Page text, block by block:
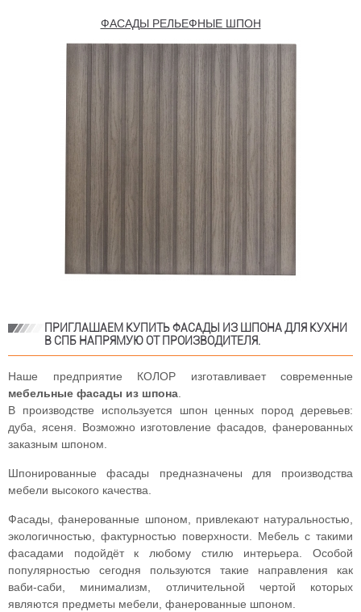
ФАСАДЫ РЕЛЬЕФНЫЕ ШПОН
ПРИГЛАШАЕМ КУПИТЬ ФАСАДЫ ИЗ ШПОНА ДЛЯ КУХНИ
В СПБ НАПРЯМУЮ ОТ ПРОИЗВОДИТЕЛЯ.
Наше предприятие КОЛОР изготавливает современные
мебельные фасады из шпона
В производстве используется шпон ценных пород деревьев:
дуба, ясеня. Возможно изготовление фасадов, фанерованных
заказным шпоном.
Шпонированные фасады предназначены для производства
мебели высокого качества.
Фасады, фанерованные шпоном, привлекают натуральностью,
экологичностью, фактурностью поверхности. Мебель с такими
фасадами подойдёт к любому стилю интерьера. Особой
популярностью сегодня пользуются такие направления как
ваби-саби, минимализм, отличительной чертой которых
являются предметы мебели, фанерованные шпоном.